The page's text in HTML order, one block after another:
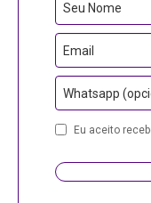
Seu Nome
Email
Whatsapp
WebsiteEu aceito